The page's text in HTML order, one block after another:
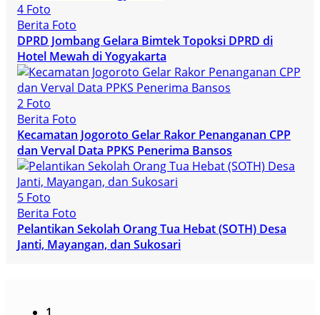
4 Foto
Berita Foto
DPRD Jombang Gelara Bimtek Topoksi DPRD di
Hotel Mewah di Yogyakarta
2 Foto
Berita Foto
Kecamatan Jogoroto Gelar Rakor Penanganan CPP
dan Verval Data PPKS Penerima Bansos
5 Foto
Berita Foto
Pelantikan Sekolah Orang Tua Hebat (SOTH) Desa
Janti, Mayangan, dan Sukosari